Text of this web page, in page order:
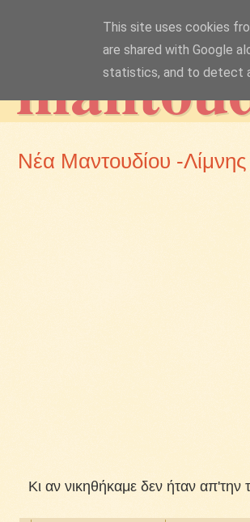
Νέα Μαντουδίου -
Kι αν νικηθήκαμε δεν ήταν απ'την
This site uses cookies
are shared with Google
statistics, and to detect